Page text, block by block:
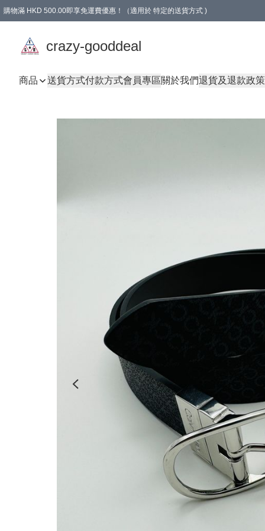
購物滿 HKD 500.00即享免運費優惠！（適用於 特定的送貨方式 )
crazy-gooddeal
商品 送貨方式付款方式會員專區關於我們退貨及退款政策